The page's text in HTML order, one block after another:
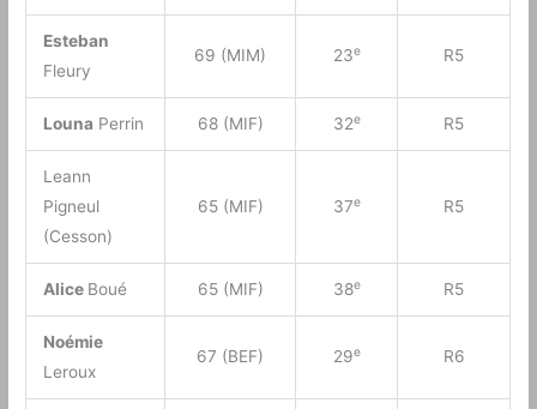
Esteban
Fleury
69 (MIM) 23e R5
Louna Perrin 68 (MIF) 32e R5
Leann
Pigneul
(Cesson)
65 (MIF) 37e R5
Alice Boué 65 (MIF) 38e R5
Noémie
Leroux
67 (BEF) 29e R6